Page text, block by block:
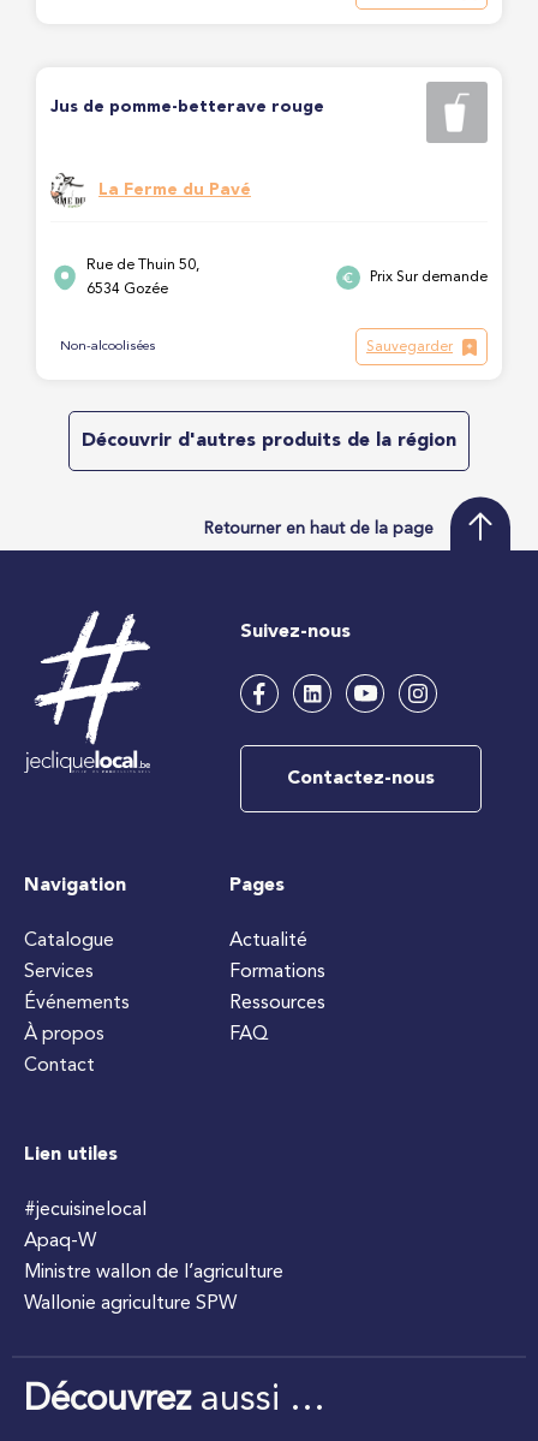
Jus de pomme-betterave rouge
La Ferme du Pavé
Rue de Thuin 50,
6534 Gozée
Prix Sur demande
Non-alcoolisées Sauvegarder
Découvrir d'autres produits de la région
Retourner en haut de la page
Suivez-nous
Contactez-nous
Navigation
Catalogue
Services
Événements
À propos
Contact
Pages
Actualité
Formations
Ressources
FAQ
Lien utiles
#jecuisinelocal
Apaq-W
Ministre wallon de l’agriculture
Wallonie agriculture SPW
Découvrezaussi …